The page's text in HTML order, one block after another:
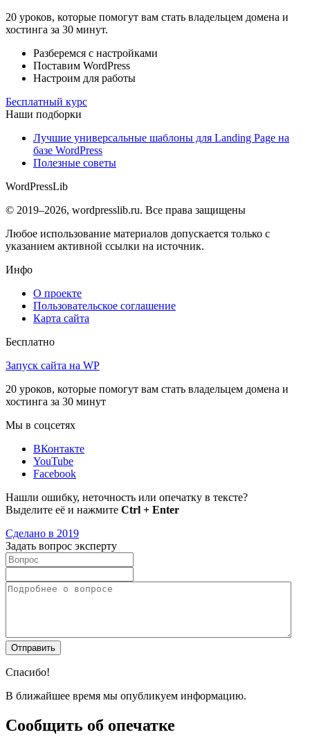
20 уроков, которые помогут вам стать владельцем домена и
хостинга за 30 минут.
Разберемся с настройками
Поставим WordPress
Настроим для работы
Бесплатный курс
Наши подборки
Лучшие универсальные шаблоны для Landing Page на
базе WordPress
Полезные советы
WordPressLib
© 2019–2026, wordpresslib.ru. Все права защищены
Любое использование материалов допускается только с
указанием активной ссылки на источник.
Инфо
О проекте
Пользовательское соглашение
Карта сайта
Бесплатно
Запуск сайта на WP
20 уроков, которые помогут вам стать владельцем домена и
хостинга за 30 минут
Мы в соцсетях
ВКонтакте
YouTube
Facebook
Нашли ошибку, неточность или опечатку в тексте?
Выделите её и нажмите Ctrl + Enter
Сделано в 2019
Задать вопрос эксперту
Спасибо!
В ближайшее время мы опубликуем информацию.
Сообщить об опечатке